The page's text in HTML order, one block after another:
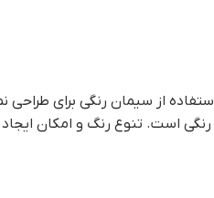
از سیمان رنگی برای طراحی
است. تنوع رنگ و امکان